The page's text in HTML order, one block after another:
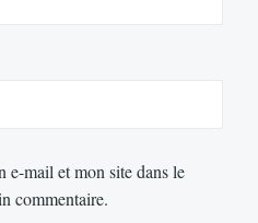
e-mail et mon site dans le
commentaire.